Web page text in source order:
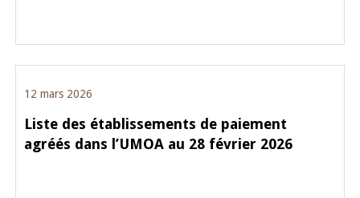
12 mars 2026
Liste des établissements de paiement
agréés dans l’UMOA au 28 février 2026